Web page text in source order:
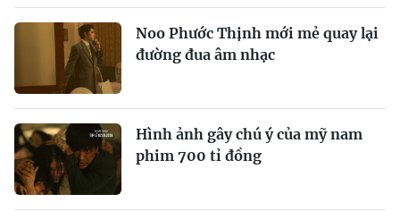
Noo Phước Thịnh mới mẻ quay lại
đường đua âm nhạc
Hình ảnh gây chú ý của mỹ nam
phim 700 tỉ đồng